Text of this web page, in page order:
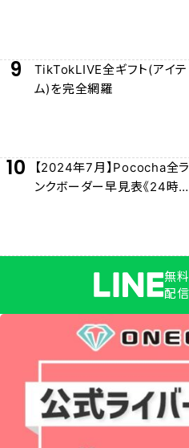
9
TikTokLIVE全ギフト(アイテ
ム)を完全網羅
10
【2024年7月】Pococha全ラ
ンクボーダー早見表《24時締
無
配